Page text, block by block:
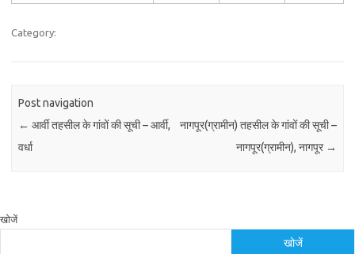
Category:
Post navigation
← आर्वी तहसील के गांवों की सूची – आर्वी,
वर्धा
नागपूर(ग्रामीन) तहसील के गांवों की सूची –
नागपूर(ग्रामीन), नागपूर →
खोजें
खोजें